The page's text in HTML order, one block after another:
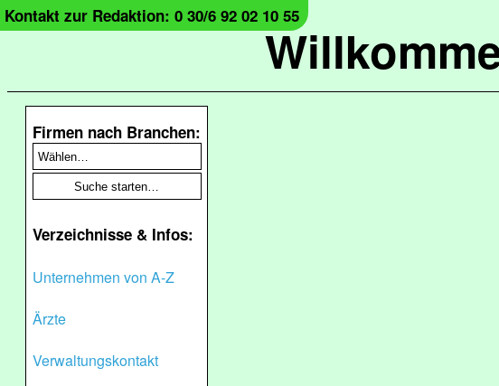
Kontakt zur Redaktion: 0 30/6 92 02 10 55
Firmen nach Branchen:
Verzeichnisse & Infos:
Unternehmen von A-Z
Ärzte
Verwaltungskontakt